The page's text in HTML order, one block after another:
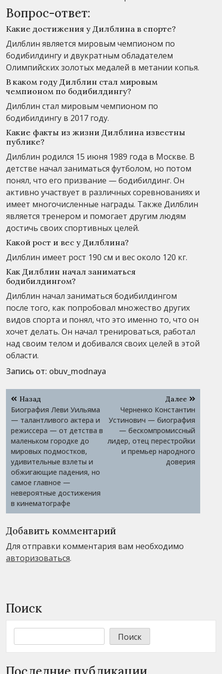
Вопрос-ответ:
Какие достижения у Дилблина в спорте?
Дилблин является мировым чемпионом по
бодибилдингу и двукратным обладателем
Олимпийских золотых медалей в метании копья.
В каком году Дилблин стал мировым
чемпионом по бодибилдингу?
Дилблин стал мировым чемпионом по
бодибилдингу в 2017 году.
Какие факты из жизни Дилблина известны
публике?
Дилблин родился 15 июня 1989 года в Москве. В
детстве начал заниматься футболом, но потом
понял, что его призвание — бодибилдинг. Он
активно участвует в различных соревнованиях и
имеет многочисленные награды. Также Дилблин
является тренером и помогает другим людям
достичь своих спортивных целей.
Какой рост и вес у Дилблина?
Дилблин имеет рост 190 см и вес около 120 кг.
Как Дилблин начал заниматься
бодибилдингом?
Дилблин начал заниматься бодибилдингом
после того, как попробовал множество других
видов спорта и понял, что это именно то, что он
хочет делать. Он начал тренироваться, работал
над своим телом и добивался своих целей в этой
области.
Запись от: obuv_modnaya
Навигация
по
записям
Назад
Биография Леви Уильяма
— талантливого актера и
режиссера — от детства в
маленьком городке до
мировых подмостков,
удивительные взлеты и
обжигающие падения, но
самое главное —
невероятные достижения
в кинематографе
Далее
Черненко Константин
Устинович — биография
— бескомпромиссный
лидер, отец перестройки
и премьер народного
доверия
Добавить комментарий
Для отправки комментария вам необходимо
авторизоваться.
Поиск
Поиск